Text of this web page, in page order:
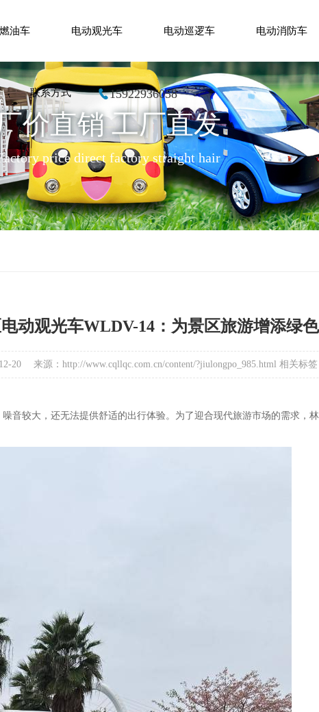
燃油车 电动观光车 电动巡逻车 电动消防车
联系方式 15922936058
价直销 工厂直发
price direct factory straight hair
动观光车WLDV-14：为景区旅游增添绿
20 来源：http://www.cqllqc.com.cn/content/?jiulongpo_985.html 相关标签
音较大，还无法提供舒适的出行体验。为了迎合现代旅游市场的需求